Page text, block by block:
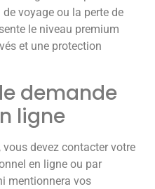
voyage ou la perte de
le niveau premium
et une protection
demande
ligne
devez contacter votre
en ligne ou par
mentionnera vos